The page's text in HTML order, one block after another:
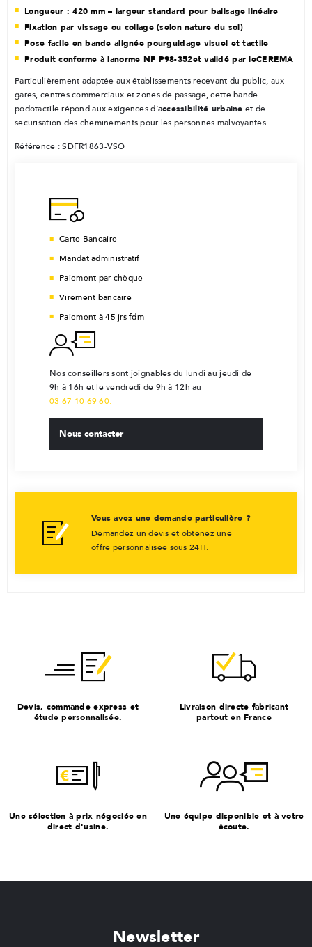
Longueur : 420 mm – largeur standard pour balisage linéaire
Fixation par vissage ou collage (selon nature du sol)
Pose facile en bande alignée pourguidage visuel et tactile
Produit conforme à lanorme NF P98-352et validé par leCEREMA
Particulièrement adaptée aux établissements recevant du public, aux
gares, centres commerciaux et zones de passage, cette bande
podotactile répond aux exigences d’accessibilité urbaine et de
sécurisation des cheminements pour les personnes malvoyantes.
Référence : SDFR1863-VSO
Carte Bancaire
Mandat administratif
Paiement par chèque
Virement bancaire
Paiement à 45 jrs fdm
Nos conseillers sont joignables du lundi au jeudi de
9h à 16h et le vendredi de 9h à 12h au
03 67 10 69 60.
Nous contacter
Vous avez une demande particulière ?
Demandez un devis et obtenez une
offre personnalisée sous 24H.
Devis, commande express et
étude personnalisée.
Livraison directe fabricant
partout en France
Une sélection à prix négociée en
direct d'usine.
Une équipe disponible et à votre
écoute.
Newsletter